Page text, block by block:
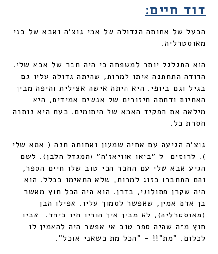
דוד חיים:
הבעל של אחותה הגדולה של אמי גוצ'ה ואבא של בני
מאוסטרליה.
הוא התגלגל יותר למשפחה כי היה חבר של אבא שלי.
הדודה התחתנה איתו למרות, שהיתה גדולה עליו גם
בגיל וגם ביופי. היא היתה אישה אצילית והיפה מבין
האחיות ודחתה חיזורים של אנשים אמידים, היא
מילאה את תפקיד האמא של היתומים. כעת היא נותרה
חסרת כל.
גוצ'ה הגיעה עם אחיה שמעון ואחותה חנה ( אמא שלי
), לרוסים ל "ביאו אוויאז'ה" (המגדל הלבן). לשם
הגיע אבא שלי עם החבר הכי טוב שלו חיים הספר,
והם התחברו כזוג למרות, שלא התאימו בכלל. הוא
היה שקרן פתולוגי, בדרן. הוא היה הכל חוץ מאשר
בן אדם אמין, שאפשר לסמוך עליו. אפילו הבן
(מאוסטרליה), לא מבין איך הוריו חיו ביחד. אביו
חוץ מזה שהיה ספר טוב אי אפשר היה להאמין לו
לכלום. "מת"!! – "הכל מת כשאני אוכל".